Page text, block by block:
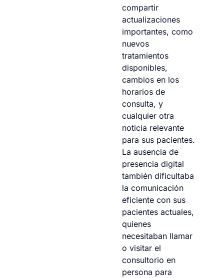
compartir
actualizaciones
importantes, como
nuevos
tratamientos
disponibles,
cambios en los
horarios de
consulta, y
cualquier otra
noticia relevante
para sus pacientes.
La ausencia de
presencia digital
también dificultaba
la comunicación
eficiente con sus
pacientes actuales,
quienes
necesitaban llamar
o visitar el
consultorio en
persona para